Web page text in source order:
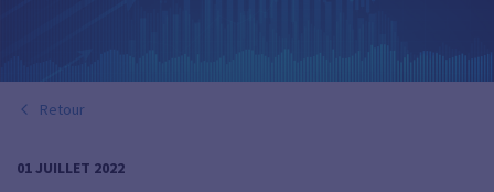
Retour
01 JUILLET 2022